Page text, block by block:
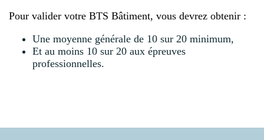
Pour valider votre BTS Bâtiment, vous devrez obtenir :
Une moyenne générale de 10 sur 20 minimum,
Et au moins 10 sur 20 aux épreuves
professionnelles.